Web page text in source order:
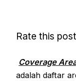
Rate this post
Coverage
adalah daftar